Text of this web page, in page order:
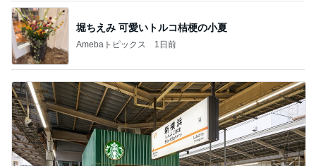
堀ちえみ 可愛いトルコ桔梗の小夏
Amebaトピックス 1日前